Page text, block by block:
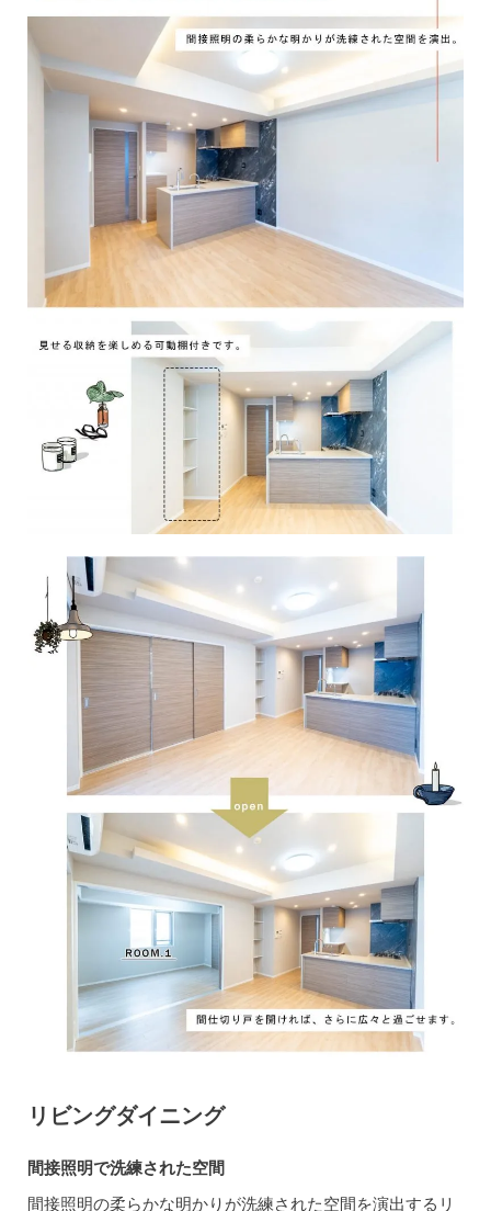
リビングダイニング
間接照明で洗練された空間
間接照明の柔らかな明かりが洗練された空間を演出するリ